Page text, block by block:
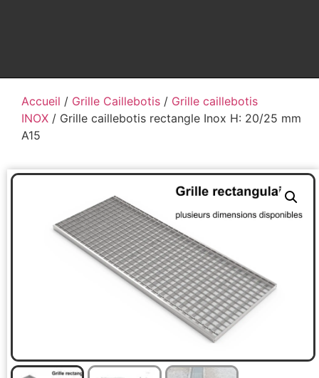
Accueil / Grille Caillebotis / Grille caillebotis
INOX / Grille caillebotis rectangle Inox H: 20/25 mm
A15